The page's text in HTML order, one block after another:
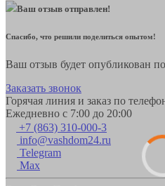
Ваш отзыв отправлен!
Спасибо, что решили поделиться опытом!
Ваш отзыв будет опубликован
Заказать звонок
Горячая линия и заказ по
Ежедневно с 7:00 до 20:00
+7 (863) 310-000-3
info@vashdom24.ru
Telegram
Max